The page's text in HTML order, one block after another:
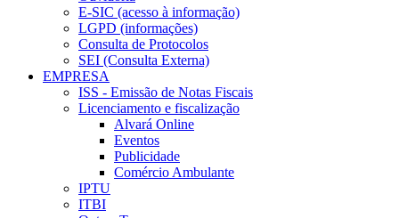
E-SIC (acesso à informação)
LGPD (informações)
Consulta de Protocolos
SEI (Consulta Externa)
EMPRESA
ISS - Emissão de Notas Fiscais
Licenciamento e fiscalização
Alvará Online
Eventos
Publicidade
Comércio Ambulante
IPTU
ITBI